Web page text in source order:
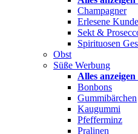
Champagner
Erlesene
Sekt &
Spirituosen
Obst
Süße Werbung
Alles anzeigen
Bonbons
Gummibärchen
Kaugummi
Pfefferminz
Pralinen